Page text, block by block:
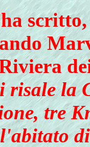
risale la
tre